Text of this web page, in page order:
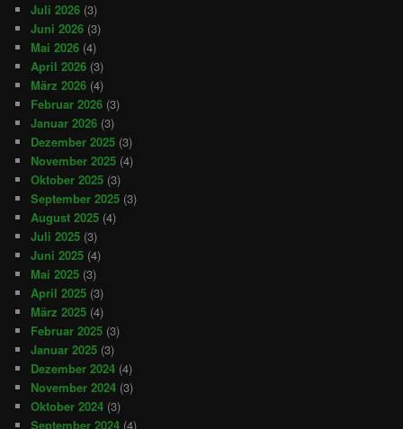
Juli 2026 (3)
Juni 2026 (3)
Mai 2026 (4)
April 2026 (3)
März 2026 (4)
Februar 2026 (3)
Januar 2026 (3)
Dezember 2025 (3)
November 2025 (4)
Oktober 2025 (3)
September 2025 (3)
August 2025 (4)
Juli 2025 (3)
Juni 2025 (4)
Mai 2025 (3)
April 2025 (3)
März 2025 (4)
Februar 2025 (3)
Januar 2025 (3)
Dezember 2024 (4)
November 2024 (3)
Oktober 2024 (3)
September 2024 (4)